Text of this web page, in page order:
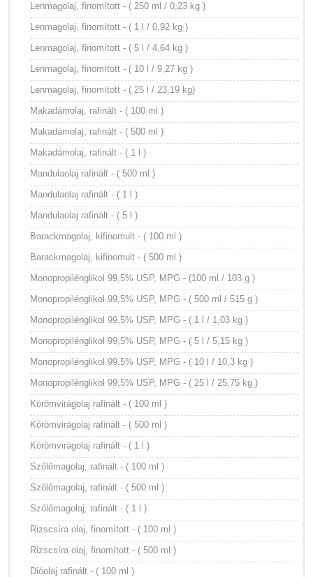
Lenmagolaj, finomított - ( 250 ml / 0,23 kg )
Lenmagolaj, finomított - ( 1 l / 0,92 kg )
Lenmagolaj, finomított - ( 5 l / 4,64 kg )
Lenmagolaj, finomított - ( 10 l / 9,27 kg )
Lenmagolaj, finomított - ( 25 l / 23,19 kg)
Makadámolaj, rafinált - ( 100 ml )
Makadámolaj, rafinált - ( 500 ml )
Makadámolaj, rafinált - ( 1 l )
Mandulaolaj rafinált - ( 500 ml )
Mandulaolaj rafinált - ( 1 l )
Mandulaolaj rafinált - ( 5 l )
Barackmagolaj, kifinomult - ( 100 ml )
Barackmagolaj, kifinomult - ( 500 ml )
Monopropilénglikol 99,5% USP, MPG - (100 ml / 103 g )
Monopropilénglikol 99,5% USP, MPG - ( 500 ml / 515 g )
Monopropilénglikol 99,5% USP, MPG - ( 1 l / 1,03 kg )
Monopropilénglikol 99,5% USP, MPG - ( 5 l / 5,15 kg )
Monopropilénglikol 99,5% USP, MPG - ( 10 l / 10,3 kg )
Monopropilénglikol 99,5% USP, MPG - ( 25 l / 25,75 kg )
Körömvirágolaj rafinált - ( 100 ml )
Körömvirágolaj rafinált - ( 500 ml )
Körömvirágolaj rafinált - ( 1 l )
Szőlőmagolaj, rafinált - ( 100 ml )
Szőlőmagolaj, rafinált - ( 500 ml )
Szőlőmagolaj, rafinált - ( 1 l )
Rizscsíra olaj, finomított - ( 100 ml )
Rizscsíra olaj, finomított - ( 500 ml )
Dióolaj rafinált - ( 100 ml )